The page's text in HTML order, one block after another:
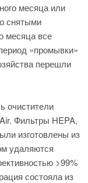
месяца или
снятыми
месяца все
«промывки»
перешли
очистители
Фильтры HEPA,
изготовлены из
удаляются
>99%
состояла из